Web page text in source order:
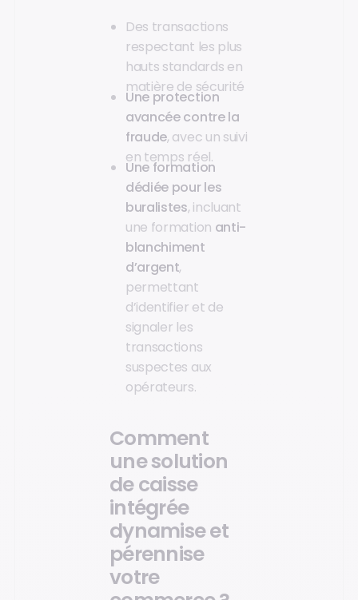
Des transactions
respectant les plus
hauts standards en
matière de sécurité
Une protection
avancée contre la
fraude, avec un suivi
en temps réel.
Une formation
dédiée pour les
buralistes, incluant
une formation anti-
blanchiment
d’argent,
permettant
d’identifier et de
signaler les
transactions
suspectes aux
opérateurs.
Comment
une solution
de caisse
intégrée
dynamise et
pérennise
votre